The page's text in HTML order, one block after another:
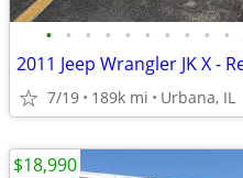
• • • • • • • • • •
7/19 189k mi Urbana, IL
$18,990